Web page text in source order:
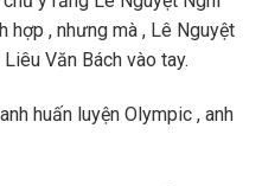
hợp , nhưng mà , Lê Nguyệt
Văn Bách vào tay.
huấn luyện Olympic , anh